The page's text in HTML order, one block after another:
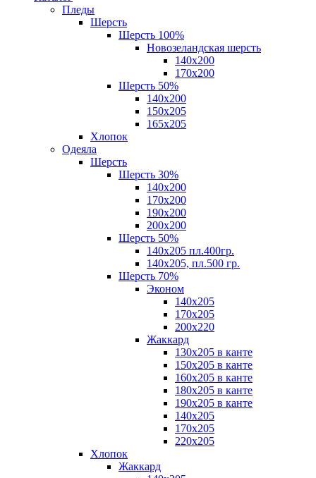
Пледы
Шерсть
Шерсть 100%
Новозеландская шерсть
140х200
170x200
Шерсть 50%
140x200
150х205
165х205
Хлопок
Одеяла
Шерсть
Шерсть 30%
140х200
170х200
190х200
200х200
Шерсть 50%
140х205 пл.400гр.
140х205, пл.500 гр.
Шерсть 70%
Эконом
140х205
170х205
200х220
Жаккард
130х205 в канте
150х205 в канте
160х205 в канте
180х205 в канте
190х205 в канте
140х205
170х205
220х205
Хлопок
Жаккард